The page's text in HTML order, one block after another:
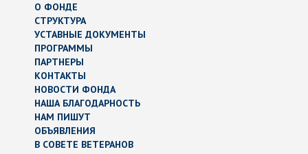
О ФОНДЕ
СТРУКТУРА
УСТАВНЫЕ ДОКУМЕНТЫ
ПРОГРАММЫ
ПАРТНЕРЫ
КОНТАКТЫ
НОВОСТИ ФОНДА
НАША БЛАГОДАРНОСТЬ
НАМ ПИШУТ
ОБЪЯВЛЕНИЯ
В СОВЕТЕ ВЕТЕРАНОВ